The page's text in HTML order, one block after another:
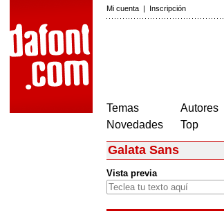
Mi cuenta | Inscripción
Temas
Novedades
Autores
Top
Galata Sans
Vista previa